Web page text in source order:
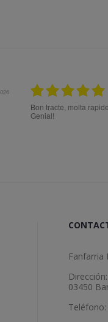
12.11.2025
gestió de la comanda.
Fanfarria
03450